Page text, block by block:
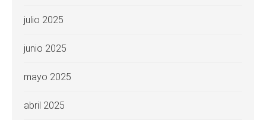
julio 2025
junio 2025
mayo 2025
abril 2025